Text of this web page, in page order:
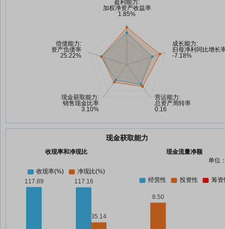
现金获取能力
收现率和净现比
现金流量净额
单位